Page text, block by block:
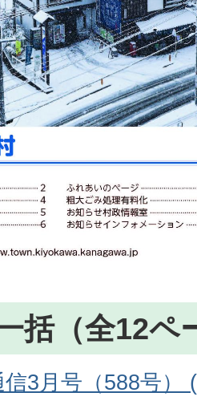
括（全12ペ
3月号（588号）